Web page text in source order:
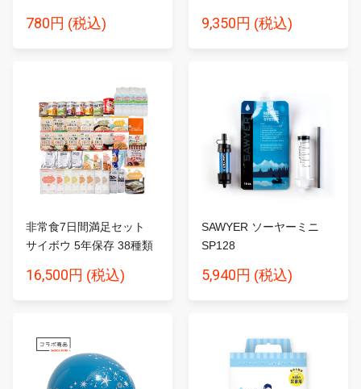
780円 (税込) 9,350円 (税込)
非常食7日間満足セット
サイボウ 5年保存 38種類
16,500円 (税込)
SAWYER ソーヤーミニ
SP128
5,940円 (税込)